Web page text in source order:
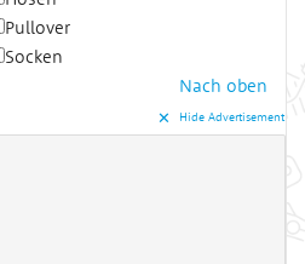
Pullover
Socken
Nach oben
✕︎ Hide Advertisement